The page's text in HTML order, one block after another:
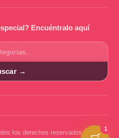
Encuéntralo aquí
→
los derechos reservados
1